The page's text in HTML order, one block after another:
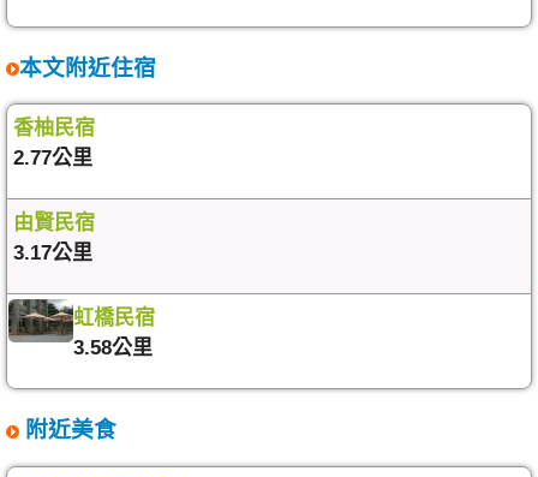
本文附近住宿
香柚民宿
2.77公里
由賢民宿
3.17公里
虹橋民宿
3.58公里
附近美食